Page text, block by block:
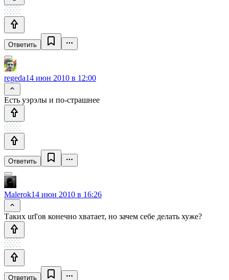
Ответить
regeda14 июн 2010 в 12:00
Есть уэрэлы и по-страшнее
Ответить
Malerok14 июн 2010 в 16:26
Таких url'ов конечно хватает, но зачем себе делать хуже?
Ответить